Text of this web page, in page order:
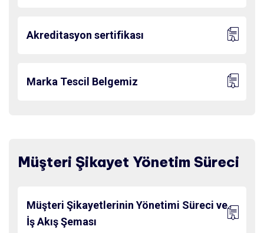
Akreditasyon sertifikası
Marka Tescil Belgemiz
Müşteri Şikayet Yönetim Süreci
Müşteri Şikayetlerinin Yönetimi Süreci ve
İş Akış Şeması